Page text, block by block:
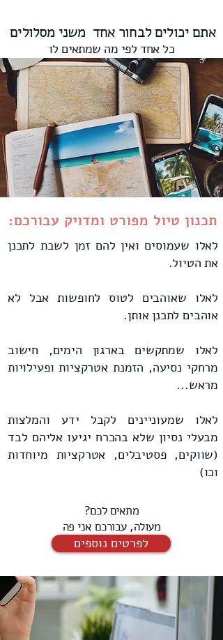
אתם יכולים לבחור אחד משני מסלולים
כל אחד לפי מה שמתאים לו
תכנון טיול מפורט ומדויק עבורכם:
לאלו שעמוסים ואין להם זמן לשבת לתכנן
את הטיול.
לאלו שאוהבים לטוס לחופשות אבל לא
אוהבים לתכנן אותן.
לאלו שמתקשים בארגון הימים, חישוב
מרחקי נסיעה, הזמנת אטרקציות ופעילויות
מראש...
לאלו שמעוניינים לקבל ידע והמלצות
מבעלי נסיון שלא בהכרח יגיעו אליהם לבד
(שווקים, פסטיבלים, אטרקציות מיוחדות
וכו)
מתאים לכם?
מעולה, עבורכם אני פה
לפרטים נוספים